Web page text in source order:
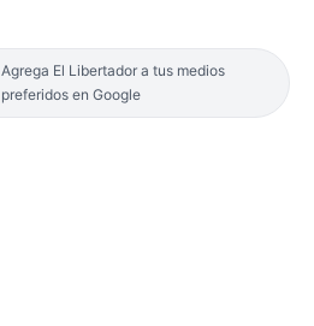
Agrega El Libertador a tus medios
preferidos en Google